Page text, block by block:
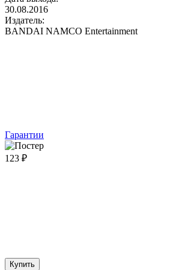
30.08.2016
Издатель:
BANDAI NAMCO Entertainment
Гарантии
123 ₽
Купить